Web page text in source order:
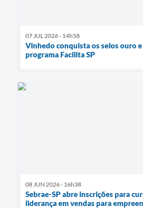
07 JUL 2026 - 14h58
Vinhedo conquista os selos ouro
programa Facilita SP
08 JUN 2026 - 16h38
Sebrae-SP abre inscrições para
liderança em vendas para